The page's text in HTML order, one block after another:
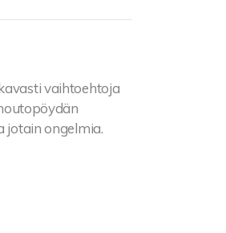
vaihtoehtoja
jotain ongelmia.